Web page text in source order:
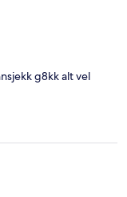
g8kk alt vel